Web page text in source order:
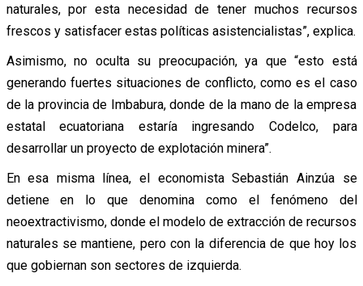
naturales, por esta necesidad de tener muchos recursos
frescos y satisfacer estas políticas asistencialistas”, explica.
Asimismo, no oculta su preocupación, ya que “esto está
generando fuertes situaciones de conflicto, como es el caso
de la provincia de Imbabura, donde de la mano de la empresa
estatal ecuatoriana estaría ingresando Codelco, para
desarrollar un proyecto de explotación minera”.
En esa misma línea, el economista Sebastián Ainzúa se
detiene en lo que denomina como el fenómeno del
neoextractivismo, donde el modelo de extracción de recursos
naturales se mantiene, pero con la diferencia de que hoy los
que gobiernan son sectores de izquierda.